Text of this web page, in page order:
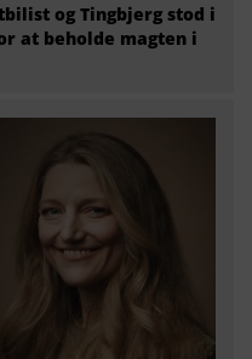
og Tingbjerg stod i
at beholde magten i